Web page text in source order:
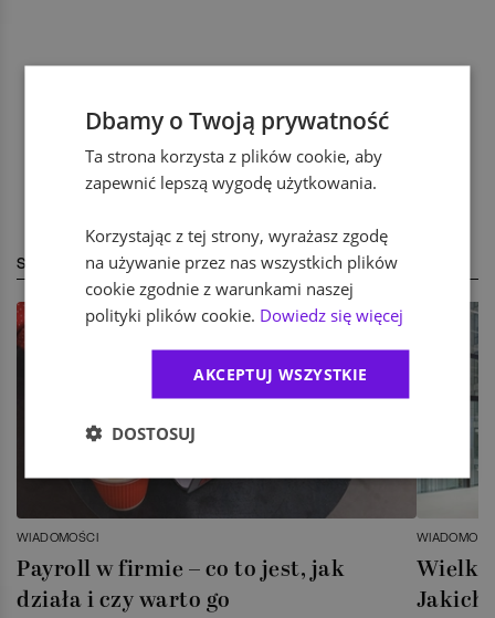
STREFA EKSPERTA
WIADOMOŚCI
Payroll w firmie – co to jest, jak
działa i czy warto go
Jakich
Dbamy o Twoją prywatność
Ta strona korzysta z plików cookie, aby
zapewnić lepszą wygodę użytkowania.
Korzystając z tej strony, wyrażasz zgodę
na używanie przez nas wszystkich plików
cookie zgodnie z warunkami naszej
polityki plików cookie. Dowiedz się więcej
AKCEPTUJ WSZYSTKIE
DOSTOSUJ